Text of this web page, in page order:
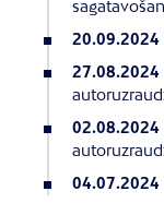
20.09.2024
27.08.2024
02.08.2024
04.07.2024